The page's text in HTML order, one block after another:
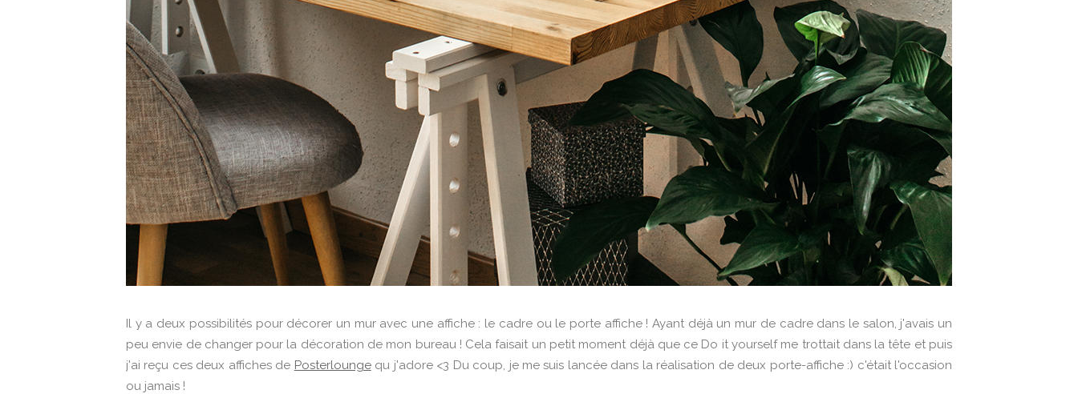
Il y a deux possibilités pour décorer un mur avec une affiche : le cadre ou le porte affiche ! Ayant déjà un mur de cadre dans le salon, j'avais un
peu envie de changer pour la décoration de mon bureau ! Cela faisait un petit moment déjà que ce Do it yourself me trottait dans la tête et puis
j'ai reçu ces deux affiches de Posterloungequ j'adore <3 Du coup, je me suis lancée dans la réalisation de deux porte-affiche :) c'était l'occasion
ou jamais !